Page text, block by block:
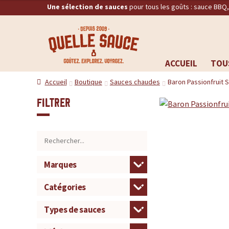
Une sélection de sauces pour tous les goûts : sauce
Aller
la
navigation
Aller
contenu
e
l
S
a
ACCUEIL
Accueil Boutique Sauces chaudes Baron Passionfruit
Filtrer